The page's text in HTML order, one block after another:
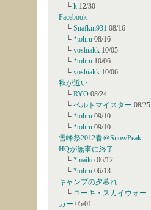
└ k 12/30
Facebook
└ Snafkin931 08/16
└ *tohru 08/16
└ yoshiakk 10/05
└ *tohru 10/06
└ yoshiakk 10/06
秋が近い
└ RYO 08/24
└ ベルトマイスター 08/25
└ *tohru 09/10
└ *tohru 09/10
雪峰祭2012春＠SnowPeak
HQが無事に終了
└ *maiko 06/12
└ *tohru 06/13
キャンプの夕暮れ
└ ユーキ・スカイウォー
カー 05/01